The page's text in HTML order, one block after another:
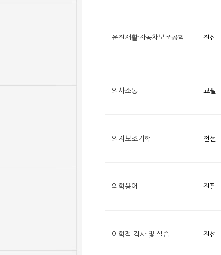
운전재활·자동차보조공학 전선
의사소통 교필
의지보조기학 전선
의학용어 전필
이학적 검사 및 실습 전선